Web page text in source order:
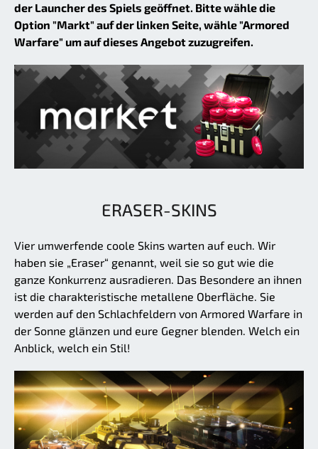
der Launcher des Spiels geöffnet. Bitte wähle die
Option "Markt" auf der linken Seite, wähle "Armored
Warfare" um auf dieses Angebot zuzugreifen.
ERASER-SKINS
Vier umwerfende coole Skins warten auf euch. Wir
haben sie „Eraser“ genannt, weil sie so gut wie die
ganze Konkurrenz ausradieren. Das Besondere an ihnen
ist die charakteristische metallene Oberfläche. Sie
werden auf den Schlachfeldern von Armored Warfare in
der Sonne glänzen und eure Gegner blenden. Welch ein
Anblick, welch ein Stil!